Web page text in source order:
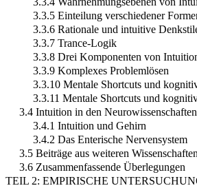
3.3.5 Einteilung verschiedener
3.3.6 Rationale und intuitive
3.3.7 Trance-Logik
3.3.8 Drei Komponenten von
3.3.9 Komplexes Problemlösen
3.3.10 Mentale Shortcuts und
3.3.11 Mentale Shortcuts und
3.4 Intuition in den Neurowissenschaften
3.4.1 Intuition und Gehirn
3.4.2 Das Enterische Nervensystem
3.5 Beiträge aus weiteren
3.6 Zusammenfassende Überlegungen
TEIL 2: EMPIRISCHE